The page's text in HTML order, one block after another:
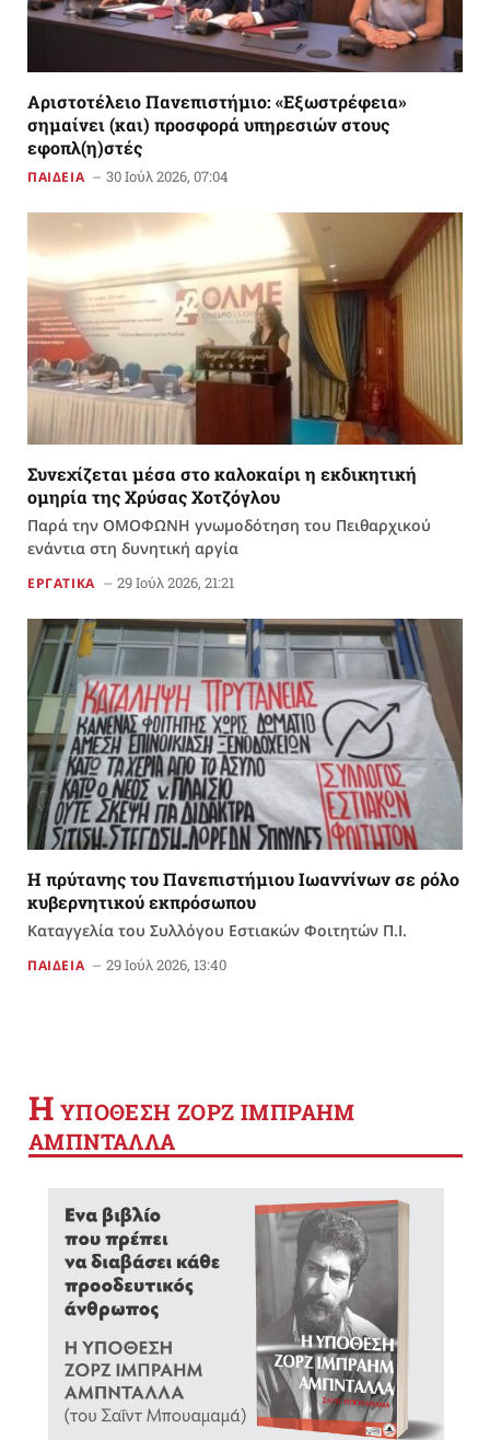
Αριστοτέλειο Πανεπιστήμιο: «Εξωστρέφεια»
σημαίνει (και) προσφορά υπηρεσιών στους
εφοπλ(η)στές
ΠΑΙΔΕΙΑ 30 Ιούλ 2026, 07:04
Συνεχίζεται μέσα στο καλοκαίρι η εκδικητική
ομηρία της Χρύσας Χοτζόγλου
Παρά την ΟΜΟΦΩΝΗ γνωμοδότηση του Πειθαρχικού
ενάντια στη δυνητική αργία
ΕΡΓΑΤΙΚΑ 29 Ιούλ 2026, 21:21
Η πρύτανης του Πανεπιστήμιου Ιωαννίνων σε ρόλο
κυβερνητικού εκπρόσωπου
Καταγγελία του Συλλόγου Εστιακών Φοιτητών Π.Ι.
ΠΑΙΔΕΙΑ 29 Ιούλ 2026, 13:40
Η YΠΟΘΕΣΗ ΖΟΡΖ ΙΜΠΡΑΗΜ
ΑΜΠΝΤΑΛΛΑ